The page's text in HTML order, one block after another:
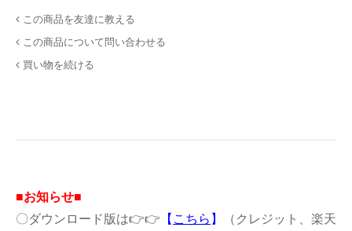
この商品を友達に教える
この商品について問い合わせる
買い物を続ける
■お知らせ■
〇ダウンロード版は👉👉 【 こちら 】
（クレジット、楽天